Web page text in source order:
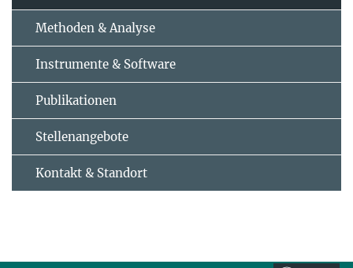
Methoden & Analyse
Instrumente & Software
Publikationen
Stellenangebote
Kontakt & Standort